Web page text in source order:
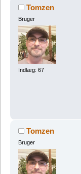
Tomzen
Bruger
Indlæg: 67
Tomzen
Bruger